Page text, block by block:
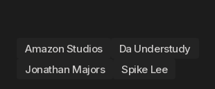
Amazon Studios
Da Understudy
Jonathan Majors
Spike Lee